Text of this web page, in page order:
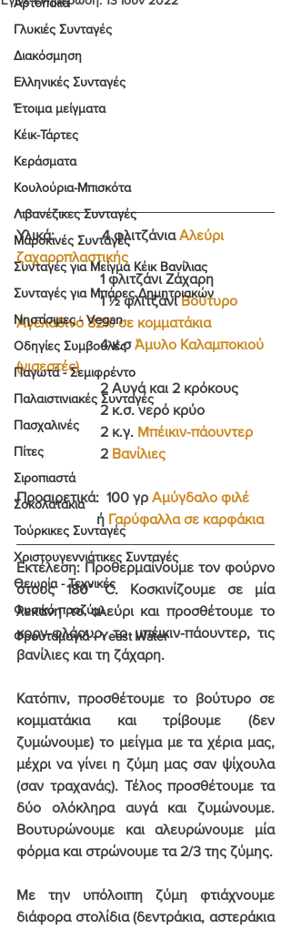
Γλυκιές Συνταγές
Διακόσμηση
Ελληνικές Συνταγές
Έτοιμα μείγματα
Κέικ-Τάρτες
Κεράσματα
Κουλούρια-Μπισκότα
Λιβανέζικες Συνταγές
Μαροκινές Συνταγές
Συνταγές για Μείγμα Κέικ Βανίλιας
Συνταγές για Μπάρες Δημητριακών
Νηστίσιμες - Vegan
Οδηγίες Συμβουλές
Παγωτά - Σεμιφρέντο
Παλαιστινιακές Συνταγές
Πασχαλινές
Πίτες
Σιροπιαστά
Σοκολατάκια
Τούρκικες Συνταγές
Χριστουγεννιάτικες Συνταγές
Θεωρία - Τεχνικές
Φυσικό προζύμι
Φρουτομαγιά - Yeast Water
Υλικά:             4 φλιτζάνια Αλεύρι
ζαχαροπλαστικής
                       1 φλιτζάνι Ζάχαρη
                       1 ½ φλιτζάνι
Βούτυρο
Αγελαδινό 82% σε κομματάκια
                       4 κ.σ
Άμυλο Καλαμποκιού
(νισεστές)
                       2 Αυγά και 2 κρόκους
                       2 κ.σ. νερό κρύο
                       2 κ.γ.
Mπέικιν-πάουντερ
                       2
Βανίλιες
Προαιρετικά:  100 γρ Αμύγδαλο φιλέ
                      ή
Γαρύφαλλα σε καρφάκια
Εκτέλεση: Προθερμαίνουμε τον φούρνο
στους 180° C. Κοσκινίζουμε σε μία
λεκάνη το αλεύρι και προσθέτουμε το
κορν-φλάουρ, το μπέικιν-πάουντερ, τις
βανίλιες και τη ζάχαρη.
Κατόπιν, προσθέτουμε το βούτυρο σε
κομματάκια και τρίβουμε (δεν
ζυμώνουμε) το μείγμα με τα χέρια μας,
μέχρι να γίνει η ζύμη μας σαν ψίχουλα
(σαν τραχανάς). Τέλος προσθέτουμε τα
δύο ολόκληρα αυγά και ζυμώνουμε.
Βουτυρώνουμε και αλευρώνουμε μία
φόρμα και στρώνουμε τα 2/3 της ζύμης.
Με την υπόλοιπη ζύμη φτιάχνουμε
διάφορα στολίδια (δεντράκια, αστεράκια